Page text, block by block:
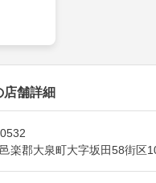
店舗詳細
楽郡大泉町大字坂田58街区